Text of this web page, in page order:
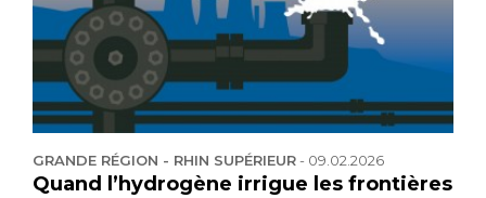
GRANDE RÉGION - RHIN SUPÉRIEUR- 09.02.2026
Quand l’hydrogène irrigue les frontières